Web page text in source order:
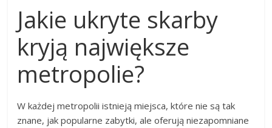
Jakie ukryte skarby
kryją największe
metropolie?
W każdej metropolii istnieją miejsca, które nie są tak
znane, jak popularne zabytki, ale oferują niezapomniane